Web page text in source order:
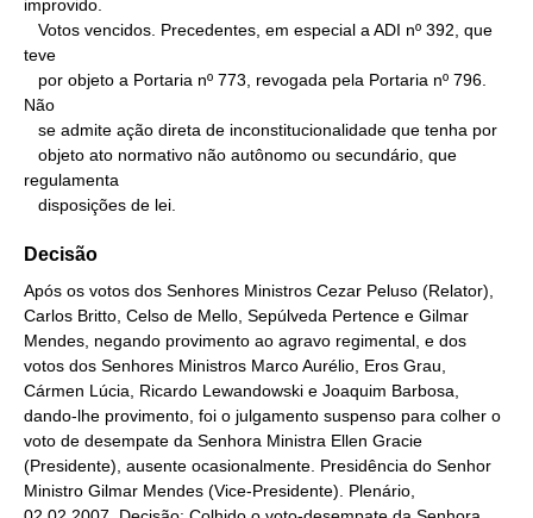
improvido.
teve
Não
regulamenta
   disposições de lei.
Decisão
Após os votos dos Senhores Ministros Cezar Peluso (Relator),
Carlos Britto, Celso de Mello, Sepúlveda Pertence e Gilmar
Mendes, negando provimento ao agravo regimental, e dos
votos dos Senhores Ministros Marco Aurélio, Eros Grau,
Cármen Lúcia, Ricardo Lewandowski e Joaquim Barbosa,
dando-lhe provimento, foi o julgamento suspenso para colher o
voto de desempate da Senhora Ministra Ellen Gracie
(Presidente), ausente ocasionalmente. Presidência do Senhor
Ministro Gilmar Mendes (Vice-Presidente). Plenário,